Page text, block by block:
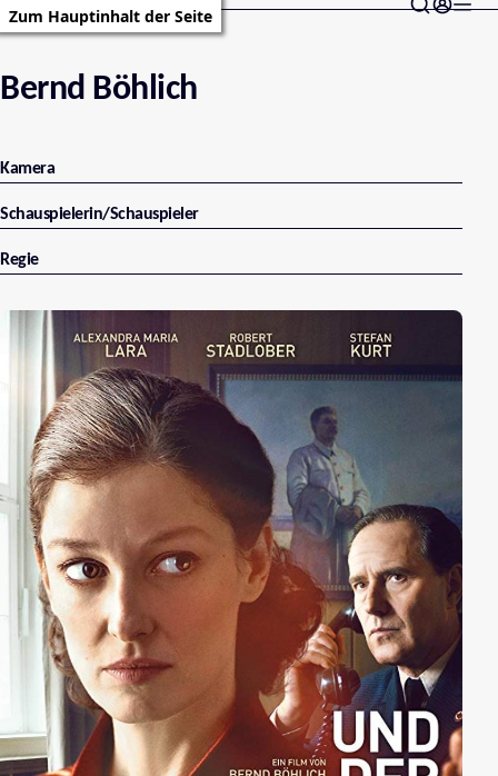
Zum Hauptinhalt der Seite
Bernd Böhlich
Kamera
Schauspielerin/Schauspieler
Regie